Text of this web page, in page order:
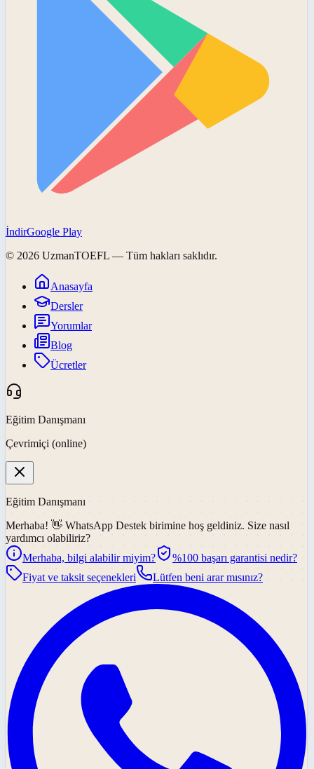
İndirGoogle Play
© 2026 UzmanTOEFL — Tüm hakları saklıdır.
Anasayfa
Dersler
Yorumlar
Blog
Ücretler
Eğitim Danışmanı
Çevrimiçi (online)
Eğitim Danışmanı
Merhaba! 👋 WhatsApp Destek birimine hoş geldiniz. Size nasıl
yardımcı olabiliriz?
Merhaba, bilgi alabilir miyim?
%100 başarı garantisi nedir?
Fiyat ve taksit seçenekleri
Lütfen beni arar mısınız?